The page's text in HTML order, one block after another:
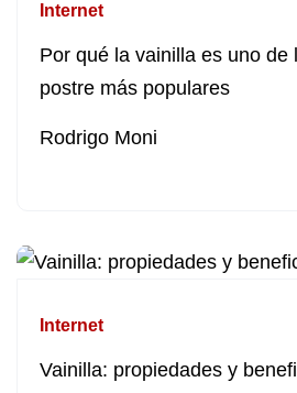
Internet
Por qué la vainilla es uno de
postre más populares
Rodrigo Moni
Internet
Vainilla: propiedades y